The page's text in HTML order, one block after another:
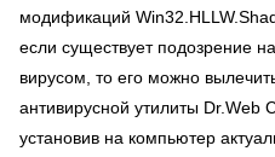
модификаций
если существует подозрение
вирусом, то его можно
антивирусной утилиты Dr.Web
установив на компьютер